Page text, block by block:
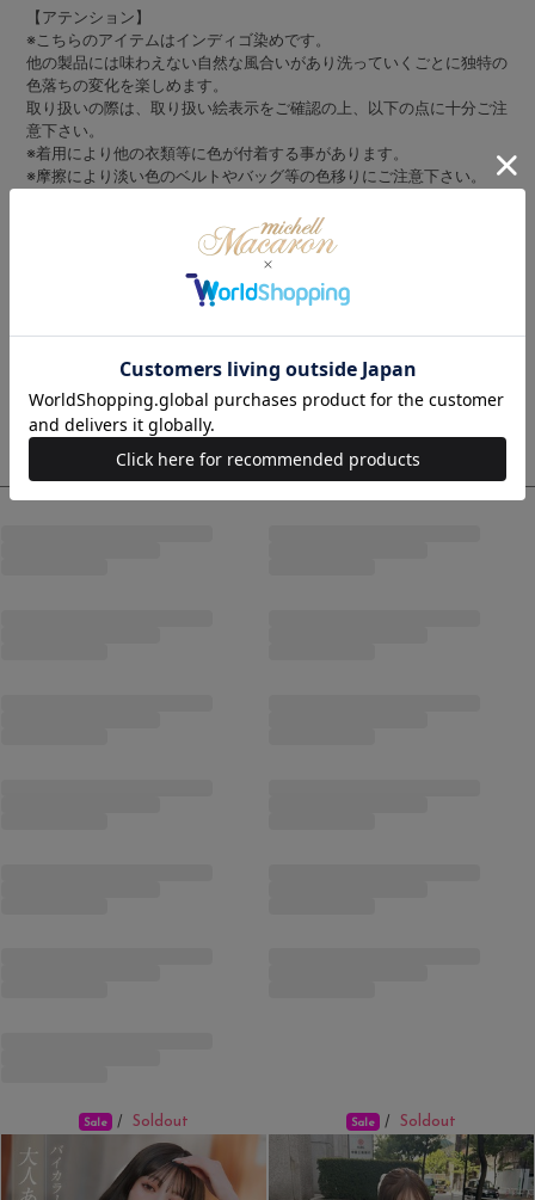
【アテンション】
※こちらのアイテムはインディゴ染めです。
他の製品には味わえない自然な風合いがあり洗っていくごとに独特の
色落ちの変化を楽しめます。
取り扱いの際は、取り扱い絵表示をご確認の上、以下の点に十分ご注
意下さい。
※着用により他の衣類等に色が付着する事があります。
※摩擦により淡い色のベルトやバッグ等の色移りにご注意下さい。
※色落ちしますので、他の物と一緒に洗わないで下さい。
付属のパッドは洗濯、クリーニング時は必ず取り出してください。
パッドは体に沿うように折り曲がりや位置など整えて着用するようお
身長：158cm/23サイズ着用
コーデ商品 最近チェックした商品
Sale / Soldout Sale / Soldout